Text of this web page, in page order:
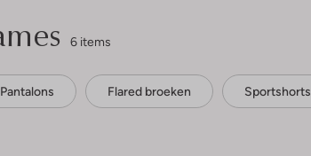
6 items
Pantalons Flared broeken Sportshorts